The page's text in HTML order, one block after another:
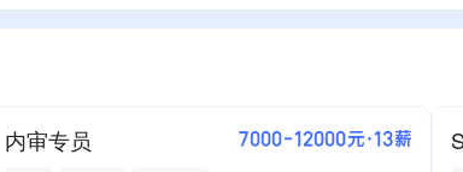
内审专员 7000-12000元·13薪